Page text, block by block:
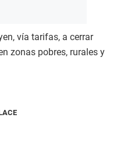
vía tarifas, a cerrar
zonas pobres, rurales y